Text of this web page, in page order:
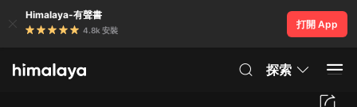
Himalaya-有聲書
4.8k 安裝
打開 App
探索